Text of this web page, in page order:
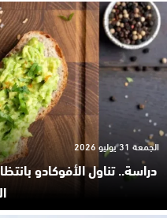
دراسة.. تناول الأفوكادو
الجمعة 31 يوليو 2026